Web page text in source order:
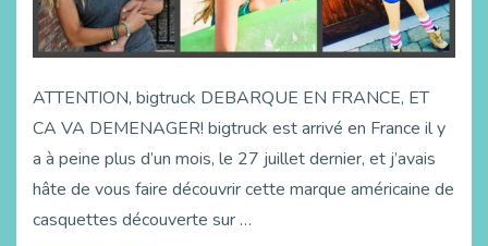
ATTENTION, bigtruck DEBARQUE EN FRANCE, ET
CA VA DEMENAGER! bigtruck est arrivé en France il y
a à peine plus d’un mois, le 27 juillet dernier, et j’avais
hâte de vous faire découvrir cette marque américaine de
casquettes découverte sur …